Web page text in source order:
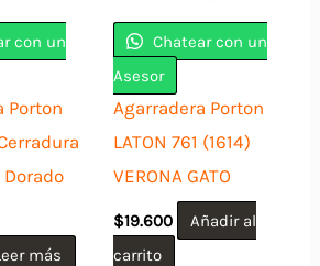
con un
Porton
más
Chatear con un
Asesor
Agarradera Porton
LATON 761 (1614)
VERONA GATO
$19.600
Añadir al
carrito